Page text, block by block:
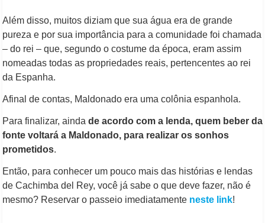
Além disso, muitos diziam que sua água era de grande
pureza e por sua importância para a comunidade foi chamada
– do rei – que, segundo o costume da época, eram assim
nomeadas todas as propriedades reais, pertencentes ao rei
da Espanha.
Afinal de contas, Maldonado era uma colônia espanhola.
Para finalizar, ainda de acordo com a lenda, quem beber da
fonte voltará a Maldonado, para realizar os sonhos
prometidos.
Então, para conhecer um pouco mais das histórias e lendas
de Cachimba del Rey, você já sabe o que deve fazer, não é
mesmo? Reservar o passeio imediatamente neste link!